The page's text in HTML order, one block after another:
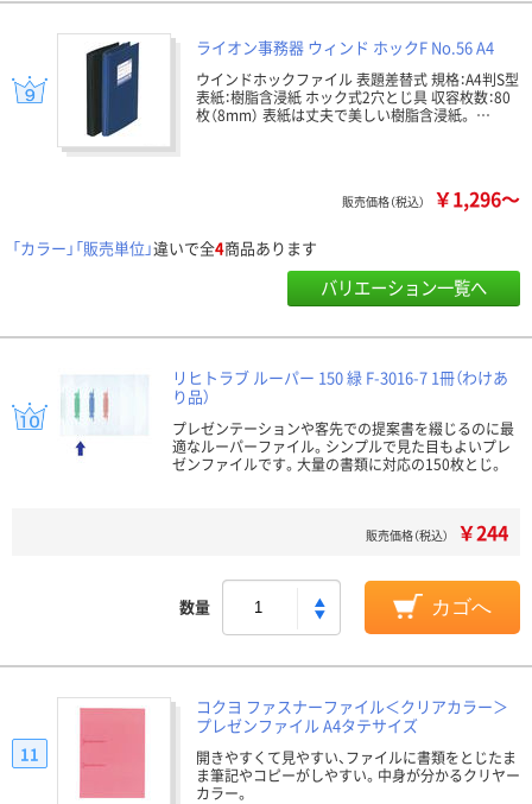
ライオン事務器 ウィンド ホックF No.56 A4
ウインドホックファイル 表題差替式 規格：A4判S型
表紙：樹脂含浸紙 ホック式2穴とじ具 収容枚数：80
枚（8mm） 表紙は丈夫で美しい樹脂含浸紙。 …
販売価格（税込） ￥1,296～
「カラー」「販売単位」違いで全4商品あります
バリエーション一覧へ
リヒトラブ ルーパー 150 緑 F-3016-7 1冊（わけあ
り品）
プレゼンテーションや客先での提案書を綴じるのに最
適なルーパーファイル。シンプルで見た目もよいプレ
ゼンファイルです。大量の書類に対応の150枚とじ。
販売価格（税込） ￥244
数量 カゴへ
コクヨ ファスナーファイル＜クリアカラー＞
プレゼンファイル A4タテサイズ
開きやすくて見やすい、ファイルに書類をとじたま
ま筆記やコピーがしやすい。中身が分かるクリヤー
カラー。
11